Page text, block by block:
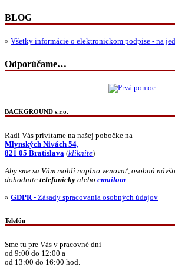
BLOG
» Všetky informácie o elektronickom podpise - na
Odporúčame…
BACKGROUND s.r.o.
Radi Vás privítame na našej pobočke na
Mlynských Nivách 54,
821 05 Bratislava (kliknite)
Aby sme sa Vám mohli naplno venovať, osobnú
dohodnite telefonicky alebo emailom
» GDPR - Zásady spracovania osobných údajov
Telefón
Sme tu pre Vás v pracovné dni
od 9:00 do 12:00 a
od 13:00 do 16:00 hod.